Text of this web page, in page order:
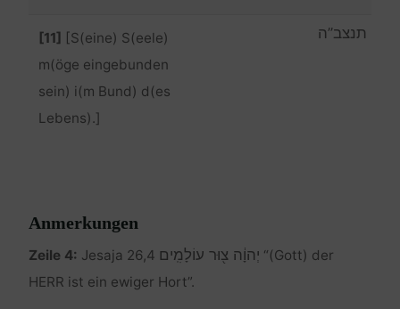
[11] [S(eine) S(eele)
m(öge eingebunden
sein) i(m Bund) d(es
Lebens).]
תנצב”ה
Anmerkungen
Zeile 4: Jesaja 26,4 יְהוָ֔ה צ֖וּר עוֹלָמִֽים “(Gott) der
HERR ist ein ewiger Hort”.